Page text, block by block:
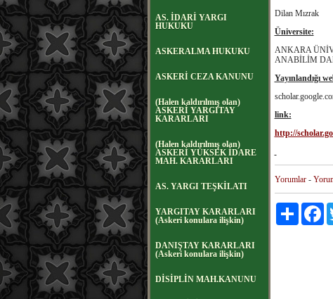
AS. İDARİ YARGI
HUKUKU
ASKERALMA HUKUKU
ASKERİ CEZA KANUNU
(Halen kaldırılmış olan)
ASKERİ YARGITAY
KARARLARI
(Halen kaldırılmış olan)
ASKERİ YÜKSEK İDARE
MAH. KARARLARI
AS. YARGI TEŞKİLATI
YARGITAY KARARLARI
(Askeri konulara ilişkin)
DANIŞTAY KARARLARI
(Askeri konulara ilişkin)
DİSİPLİN MAH.KANUNU
Dilan Mızrak
Üniversite:
ANKARA
ANABİLİM
Yayınlandığı
link:
http://
Yorumlar-
Paylaş